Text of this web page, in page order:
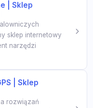
| Sklep
sklep internetowy
narzędzi
| Sklep
rozwiązań